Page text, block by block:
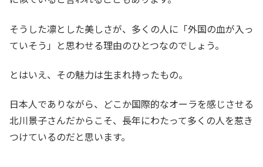
そうした凛とした美しさが、多くの人に「外国の血が入っ
ていそう」と思わせる理由のひとつなのでしょう。
とはいえ、その魅力は生まれ持ったもの。
日本人でありながら、どこか国際的なオーラを感じさせる
北川景子さんだからこそ、長年にわたって多くの人を惹き
つけているのだと思います。